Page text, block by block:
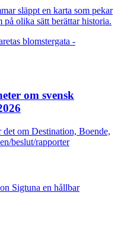
släppt en karta som pekar
olika sätt berättar historia.
om svensk
om Destination, Boende,
beslut/rapporter